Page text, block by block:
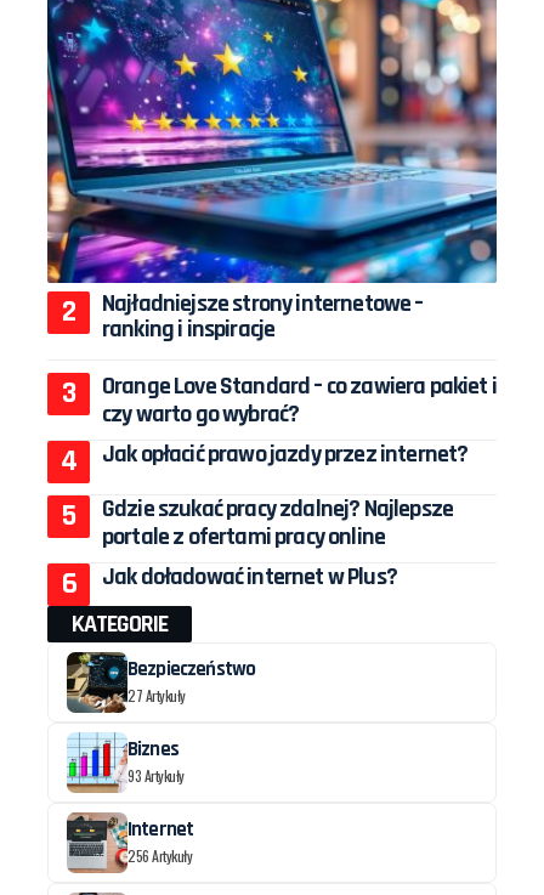
Najładniejsze strony internetowe –
ranking i inspiracje
Orange Love Standard – co zawiera pakiet i
czy warto go wybrać?
Jak opłacić prawo jazdy przez internet?
Gdzie szukać pracy zdalnej? Najlepsze
portale z ofertami pracy online
Jak doładować internet w Plus?
KATEGORIE
Bezpieczeństwo
27 Artykuły
Biznes
93 Artykuły
Internet
256 Artykuły